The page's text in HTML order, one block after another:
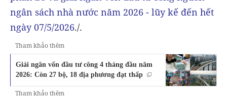
ngân sách nhà nước năm 2026 - lũy kế đến hết
ngày 07/5/2026./.
Tham khảo thêm
Giải ngân vốn đầu tư công 4 tháng đầu năm
2026: Còn 27 bộ, 18 địa phương đạt thấp
Tham khảo thêm